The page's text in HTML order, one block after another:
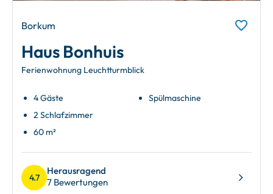
Borkum
Haus Bonhuis
Ferienwohnung Leuchtturmblick
4 Gäste
2 Schlafzimmer
60 m²
Spülmaschine
4.7
Herausragend
7 Bewertungen